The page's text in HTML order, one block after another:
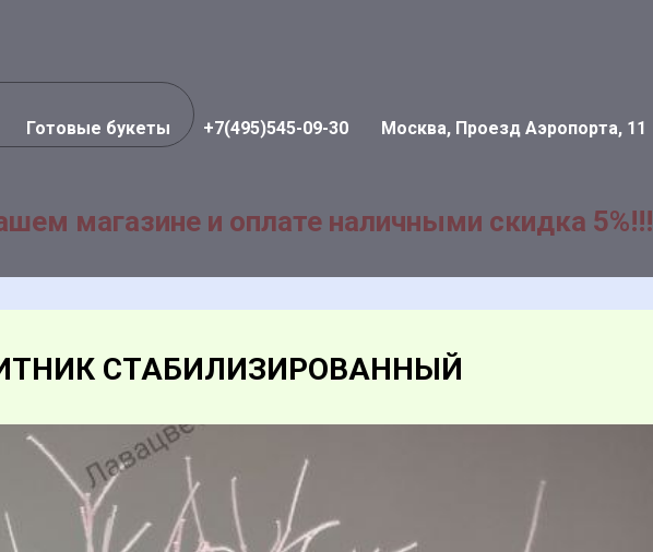
Готовые букеты +7(495)545-09-30
Москва, Проезд Аэропорта, 11
магазине и оплате наличными скидка 5%!!!
СТАБИЛИЗИРОВАННЫЙ